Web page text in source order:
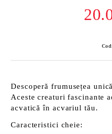
Descoperă frumusețea
Aceste creaturi fascinante
acvatică în acvariul tău.
Caracteristici cheie: